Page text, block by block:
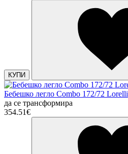
КУПИ
Бебешко легло Combo 172/72 Lorelli
да се трансформира
354.51€